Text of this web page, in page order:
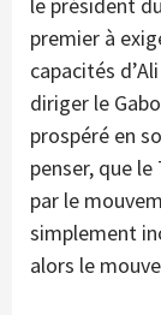
premier à
capacités
diriger le
prospéré en
penser, que
par le
simplement
alors le